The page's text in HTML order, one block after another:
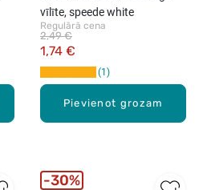
Pievienot grozam
vīlīte, speede white
Regulārā cena
1,74 €
2,49 €
1
30%